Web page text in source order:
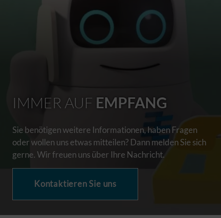
IMMER AUF EMPFANG
Sie benötigen weitere Informationen, haben Fragen
oder wollen uns etwas mitteilen? Dann melden Sie sich
gerne. Wir freuen uns über Ihre Nachricht.
Kontaktieren Sie uns